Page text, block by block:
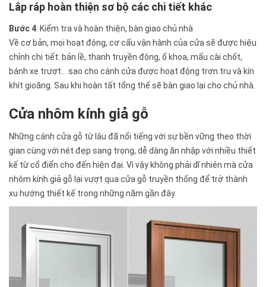
Lắp ráp hoàn thiện sơ bộ các chi tiết khác
Bước 4: Kiểm tra và hoàn thiện, bàn giao chủ nhà
Về cơ bản, mọi hoạt động, cơ cấu vận hành của cửa sẽ được hiệu
chỉnh chi tiết: bản lề, thanh truyền động, ổ khoa, mấu cài chốt,
bánh xe trượt... sao cho cánh cửa được hoạt động trơn tru và kín
khít gioăng. Sau khi hoàn tất tổng thế sẽ bàn giao lại cho chủ nhà.
Cửa nhôm kính giả gỗ
Những cánh cửa gỗ từ lâu đã nổi tiếng với sự bền vững theo thời
gian cùng với nét đẹp sang trọng, dễ dàng ăn nhập với nhiều thiết
kế từ cổ điển cho đến hiện đại. Vì vậy không phải dĩ nhiên mà cửa
nhôm kính giả gỗ lại vượt qua cửa gỗ truyền thống để trở thành
xu hướng thiết kế trong những năm gần đây.